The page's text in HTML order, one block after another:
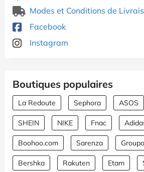
Modes et Conditions de
Facebook
Instagram
Boutiques populaires
La Redoute Sephora ASOS
SHEIN NIKE Fnac
Boohoo.com Sarenza
Bershka Rakuten Etam